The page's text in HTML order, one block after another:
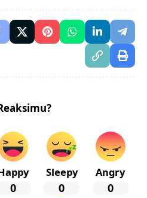
0
Sleepy
0
Angry
0